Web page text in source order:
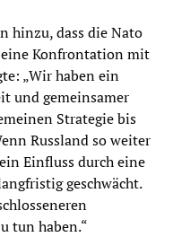
hinzu, dass die Nato
Konfrontation mit
„Wir haben ein
und gemeinsamer
Strategie bis
Russland so weiter
Einfluss durch eine
geschwächt.
tun haben.“